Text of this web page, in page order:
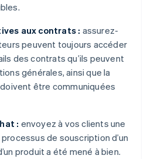
aux contrats : assurez-
peuvent toujours accéder
des contrats qu’ils peuvent
générales, ainsi que la
être communiquées
: envoyez à vos clients une
de souscription d’un
produit a été mené à bien.